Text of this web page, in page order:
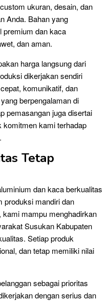
ukuran, desain, dan
Anda. Bahan yang
premium dan kaca
dan aman.
harga langsung dari
dikerjakan sendiri
komunikatif, dan
berpengalaman di
pemasangan juga disertai
komitmen kami terhadap
Tetap
dan kaca berkualitas
produksi mandiri dan
mampu menghadirkan
Susukan Kabupaten
Setiap produk
dan tetap memiliki nilai
sebagai prioritas
dengan serius dan